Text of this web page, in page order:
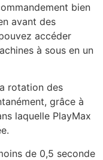
bien
avant des
accéder
à sous en un
rotation des
grâce à
laquelle PlayMax
de 0,5 seconde